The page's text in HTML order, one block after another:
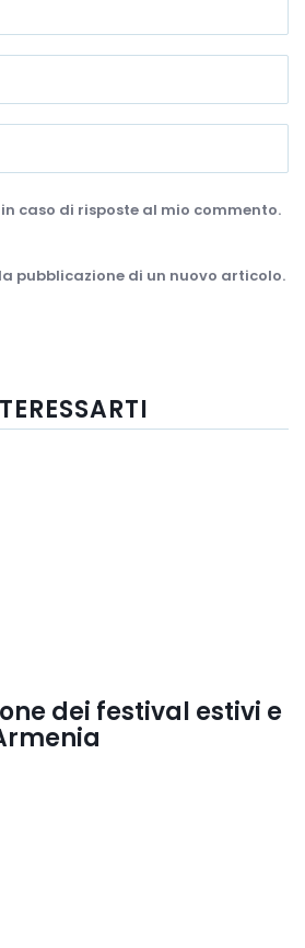
caso di risposte al mio commento.
pubblicazione di un nuovo articolo.
dei festival estivi e